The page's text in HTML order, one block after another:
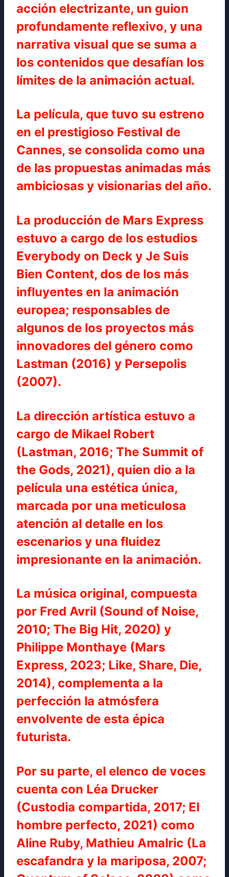
acción electrizante, un guion
profundamente reflexivo, y una
narrativa visual que se suma a
los contenidos que desafían los
límites de la animación actual.
La película, que tuvo su estreno
en el prestigioso Festival de
Cannes, se consolida como una
de las propuestas animadas más
ambiciosas y visionarias del año.
La producción de Mars Express
estuvo a cargo de los estudios
Everybody on Deck y Je Suis
Bien Content, dos de los más
influyentes en la animación
europea; responsables de
algunos de los proyectos más
innovadores del género como
Lastman (2016) y Persepolis
(2007).
La dirección artística estuvo a
cargo de Mikael Robert
(Lastman, 2016; The Summit of
the Gods, 2021), quien dio a la
película una estética única,
marcada por una meticulosa
atención al detalle en los
escenarios y una fluidez
impresionante en la animación.
La música original, compuesta
por Fred Avril (Sound of Noise,
2010; The Big Hit, 2020) y
Philippe Monthaye (Mars
Express, 2023; Like, Share, Die,
2014), complementa a la
perfección la atmósfera
envolvente de esta épica
futurista.
Por su parte, el elenco de voces
cuenta con Léa Drucker
(Custodia compartida, 2017; El
hombre perfecto, 2021) como
Aline Ruby, Mathieu Amalric (La
escafandra y la mariposa, 2007;